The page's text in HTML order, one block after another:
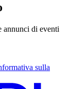
annunci di eventi
sulla